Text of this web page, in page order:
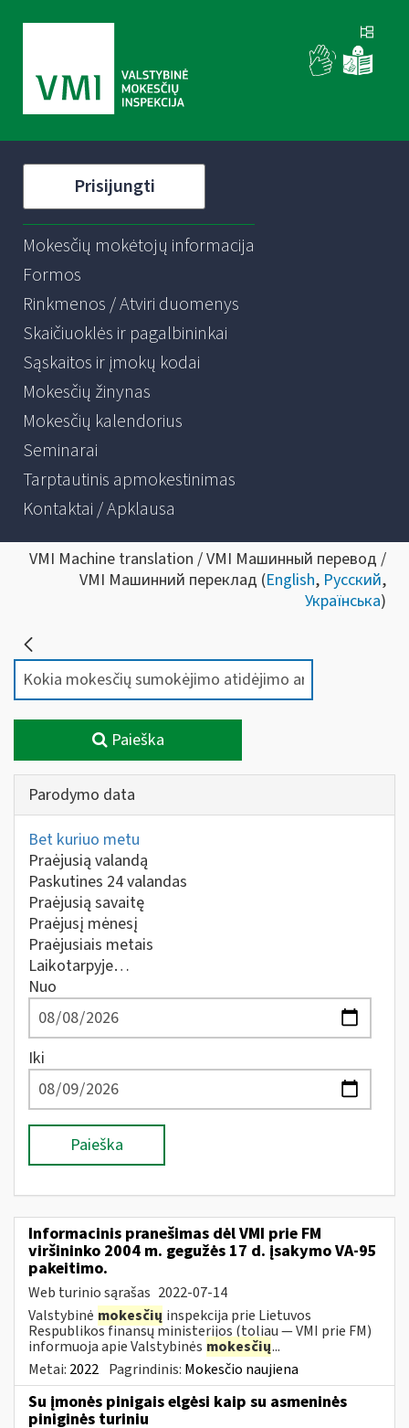
Prisijungti
Mokesčių mokėtojų informacija
Formos
Rinkmenos / Atviri duomenys
Skaičiuoklės ir pagalbininkai
Sąskaitos ir įmokų kodai
Mokesčių žinynas
Mokesčių kalendorius
Seminarai
Tarptautinis apmokestinimas
Kontaktai / Apklausa
VMI Machine translation / VMI Машинный перевод /
VMI Машинний переклад (English, Русский,
Українська)
Paieška
Parodymo data
Bet kuriuo metu
Praėjusią valandą
Paskutines 24 valandas
Praėjusią savaitę
Praėjusį mėnesį
Praėjusiais metais
Laikotarpyje…
Nuo
Iki
Paieška
Informacinis pranešimas dėl VMI prie FM
viršininko 2004 m. gegužės 17 d. įsakymo VA-95
pakeitimo.
Web turinio sąrašas 2022-07-14
Valstybinė mokesčių inspekcija prie Lietuvos
Respublikos finansų ministerijos (toliau ― VMI prie FM)
informuoja apie Valstybinės mokesčių...
Metai: 2022 Pagrindinis: Mokesčio naujiena
Su įmonės pinigais elgėsi kaip su asmeninės
piniginės turiniu